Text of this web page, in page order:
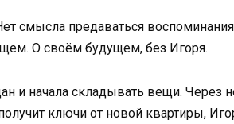
смысла предаваться
О своём будущем, без Игоря.
и начала складывать вещи. Через
ключи от новой квартиры,